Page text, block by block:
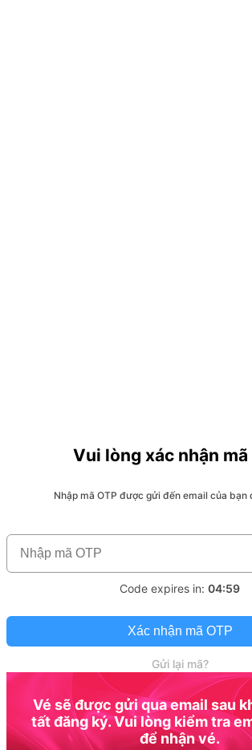
Vui lòng xác nhận mã
Nhập mã OTP được gửi đến email của bạn
Code expires in: 04:59
Xác nhận mã OTP
Gửi lại mã?
Vé sẽ được gửi qua email sau
tất đăng ký. Vui lòng kiểm tra
để nhận vé.